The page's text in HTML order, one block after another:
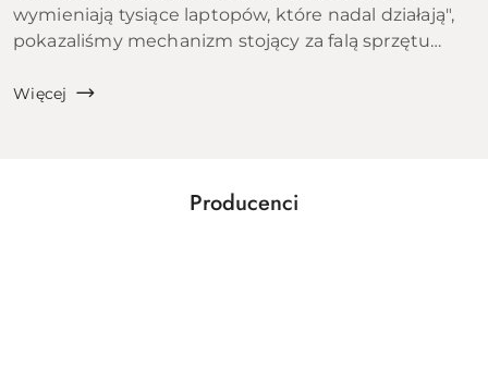
wymieniają tysiące laptopów, które nadal działają",
pokazaliśmy mechanizm stojący za falą sprzętu
polityki IT dużych organizacji i ekon...
Więcej
Pomiń karuzelę producentów
Producenci